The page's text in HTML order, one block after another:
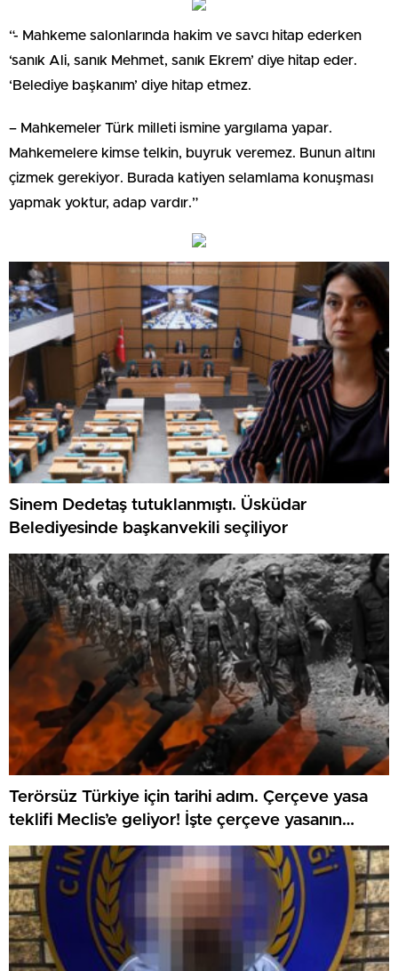
“- Mahkeme salonlarında hakim ve savcı hitap ederken
‘sanık Ali, sanık Mehmet, sanık Ekrem’ diye hitap eder.
‘Belediye başkanım’ diye hitap etmez.
– Mahkemeler Türk milleti ismine yargılama yapar.
Mahkemelere kimse telkin, buyruk veremez. Bunun altını
çizmek gerekiyor. Burada katiyen selamlama konuşması
yapmak yoktur, adap vardır.”
Sinem Dedetaş tutuklanmıştı. Üsküdar
Belediyesinde başkanvekili seçiliyor
Terörsüz Türkiye için tarihi adım. Çerçeve yasa
teklifi Meclis’e geliyor! İşte çerçeve yasanın
detayları